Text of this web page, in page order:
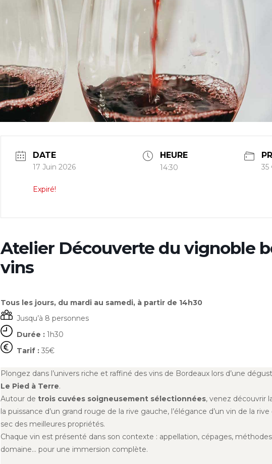
DATE
17 Juin 2026
Expiré!
HEURE
14:30 35
Atelier Découverte du vignoble
vins
Tous les jours, du mardi au samedi, à partir de 14h30
Jusqu’à 8 personnes
Durée :1h30
Tarif :35€
Plongez dans l’univers riche et raffiné des vins de Bordeaux lors d’une
Le Pied à Terre.
Autour de trois cuvées soigneusement sélectionnées, venez découvrir
la puissance d’un grand rouge de la rive gauche, l’élégance d’un vin de la
sec des meilleures propriétés.
Chaque vin est présenté dans son contexte : appellation, cépages,
domaine… pour une immersion complète.